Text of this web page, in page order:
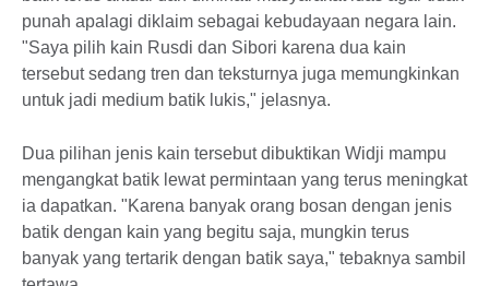
punah apalagi diklaim sebagai kebudayaan negara lain.
"Saya pilih kain Rusdi dan Sibori karena dua kain
tersebut sedang tren dan teksturnya juga memungkinkan
untuk jadi medium batik lukis," jelasnya.
Dua pilihan jenis kain tersebut dibuktikan Widji mampu
mengangkat batik lewat permintaan yang terus meningkat
ia dapatkan. "Karena banyak orang bosan dengan jenis
batik dengan kain yang begitu saja, mungkin terus
banyak yang tertarik dengan batik saya," tebaknya sambil